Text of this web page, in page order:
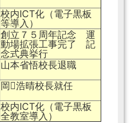
校内ICT化（電子黒板
等導入）
創立７５周年記念 運
動場拡張工事完了 記
念式典挙行
山本省悟校長退職
岡浩晴校長就任
校内ICT化（電子黒板
全教室導入）